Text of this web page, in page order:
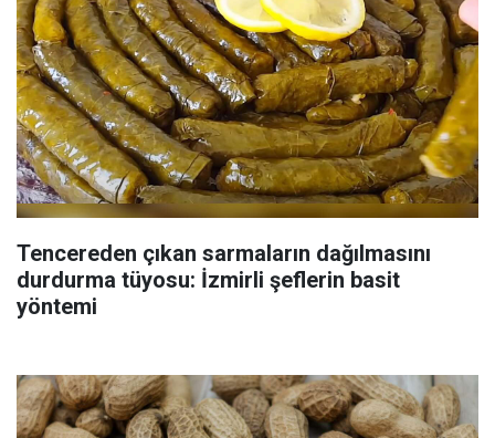
Tencereden çıkan sarmaların dağılmasını
durdurma tüyosu: İzmirli şeflerin basit
yöntemi